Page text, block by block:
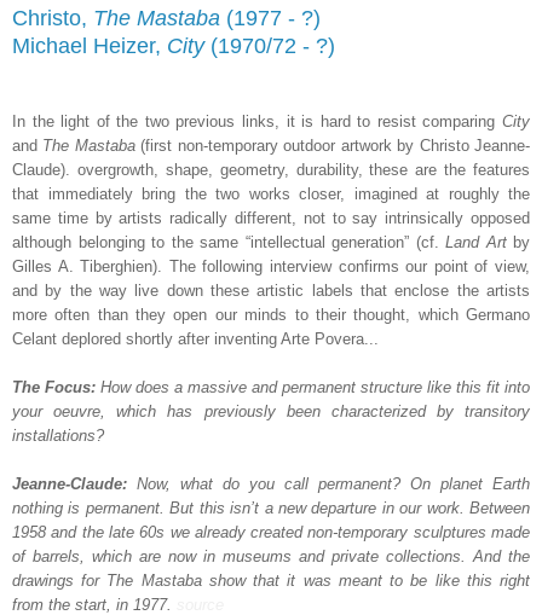
Christo, The Mastaba (1977 - ?)
Michael Heizer, City (1970/72 - ?)
In the light of the two previous links, it is hard to resist comparing City
and The Mastaba(first non-temporary outdoor artwork by Christo Jeanne-
Claude). overgrowth, shape, geometry, durability, these are the features
that immediately bring the two works closer, imagined at roughly the
same time by artists radically different, not to say intrinsically opposed
although belonging to the same “intellectual generation” (cf. Land Artby
Gilles A. Tiberghien). The following interview confirms our point of view,
and by the way live down these artistic labels that enclose the artists
more often than they open our minds to their thought, which Germano
Celant deplored shortly after inventing Arte Povera
The Focus: How does a massive and permanent structure like this fit into
your oeuvre, which has previously been characterized by transitory
installations?
Jeanne-Claude: Now, what do you call permanent? On planet Earth
nothing is permanent. But this isn’t a new departure in our work. Between
1958 and the late 60s we already created non-temporary sculptures made
of barrels, which are now in museums and private collections. And the
drawings for The Mastaba show that it was meant to be like this right
from the start, in 1977.